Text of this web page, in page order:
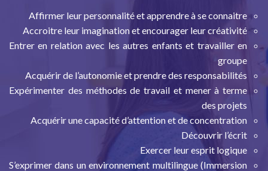
Affirmer leur personnalité et apprendre à se connaitre
Accroitre leur imagination et encourager leur créativité
Entrer en relation avec les autres enfants et travailler en
groupe
Acquérir de l’autonomie et prendre des responsabilités
Expérimenter des méthodes de travail et mener à terme
des projets
Acquérir une capacité d’attention et de concentration
Découvrir l’écrit
Exercer leur esprit logique
S’exprimer dans un environnement multilingue (Immersion